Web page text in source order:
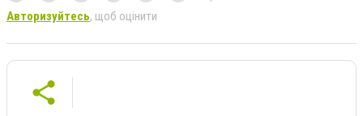
Авторизуйтесь, щоб оцінити